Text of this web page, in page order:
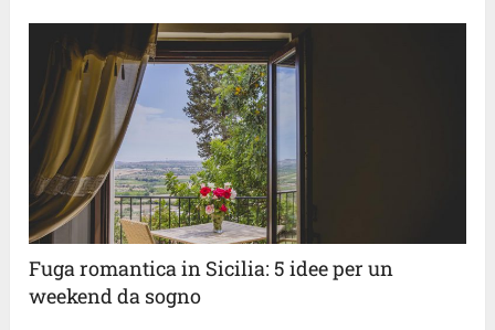
Fuga romantica in Sicilia: 5 idee per un
weekend da sogno